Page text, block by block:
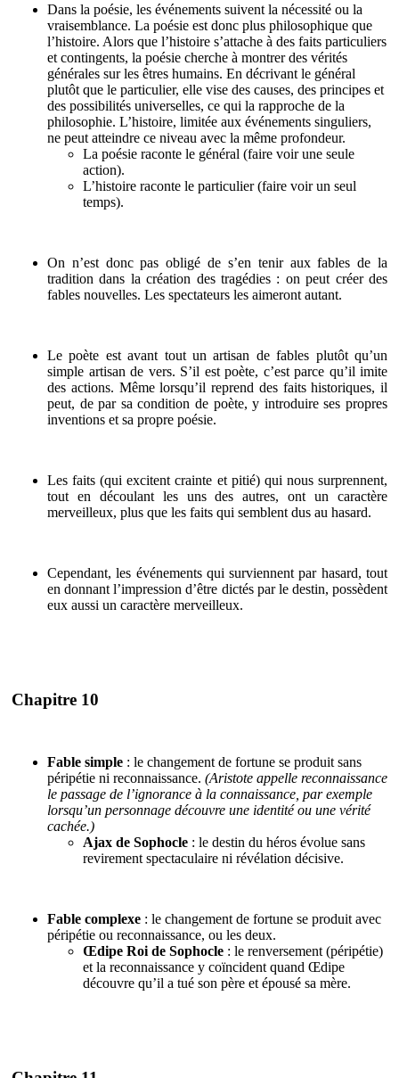
Dans la poésie, les événements suivent la nécessité ou la
vraisemblance. La poésie est donc plus philosophique que
l’histoire. Alors que l’histoire s’attache à des faits particuliers
et contingents, la poésie cherche à montrer des vérités
générales sur les êtres humains. En décrivant le général
plutôt que le particulier, elle vise des causes, des principes et
des possibilités universelles, ce qui la rapproche de la
philosophie. L’histoire, limitée aux événements singuliers,
ne peut atteindre ce niveau avec la même profondeur.
La poésie raconte le général (faire voir une seule
action).
L’histoire raconte le particulier (faire voir un seul
temps).
On n’est donc pas obligé de s’en tenir aux fables de la
tradition dans la création des tragédies : on peut créer des
fables nouvelles. Les spectateurs les aimeront autant.
Le poète est avant tout un artisan de fables plutôt qu’un
simple artisan de vers. S’il est poète, c’est parce qu’il imite
des actions. Même lorsqu’il reprend des faits historiques, il
peut, de par sa condition de poète, y introduire ses propres
inventions et sa propre poésie.
Les faits (qui excitent crainte et pitié) qui nous surprennent,
tout en découlant les uns des autres, ont un caractère
merveilleux, plus que les faits qui semblent dus au hasard.
Cependant, les événements qui surviennent par hasard, tout
en donnant l’impression d’être dictés par le destin, possèdent
eux aussi un caractère merveilleux.
Chapitre 10
Fable simple : le changement de fortune se produit sans
péripétie ni reconnaissance. (Aristote appelle reconnaissance
le passage de l’ignorance à la connaissance, par exemple
lorsqu’un personnage découvre une identité ou une vérité
cachée.)
Ajax de Sophocle : le destin du héros évolue sans
revirement spectaculaire ni révélation décisive.
Fable complexe : le changement de fortune se produit avec
péripétie ou reconnaissance, ou les deux.
Œdipe Roi de Sophocle : le renversement (péripétie)
et la reconnaissance y coïncident quand Œdipe
découvre qu’il a tué son père et épousé sa mère.